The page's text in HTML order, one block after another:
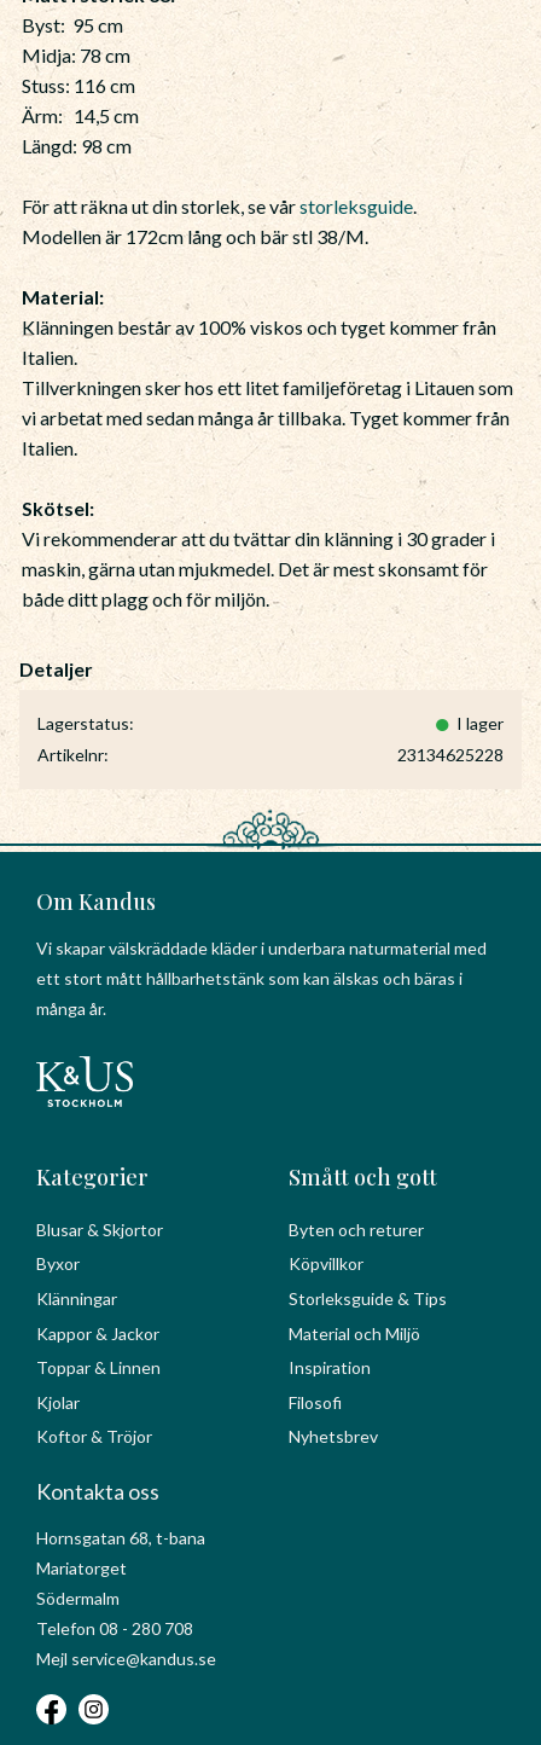
Lagerstatus
I lager
Artikelnr
23134625228
Byst: 95 cm
Midja: 78 cm
Stuss: 116 cm
Ärm: 14,5 cm
Längd: 98 cm
För att räkna ut din storlek, se vårstorleksguide.
Modellen är 172cm lång och bär stl 38/M.
Material:
Klänningen består av 100% viskos och tyget kommer från
Italien.
Tillverkningen sker hos ett litet familjeföretag i Litauen som
vi arbetat med sedan många år tillbaka. Tyget kommer från
Italien.
Skötsel:
Vi rekommenderar att du tvättar din klänning i 30 grader i
maskin, gärna utan mjukmedel. Det är mest skonsamt för
både ditt plagg och för miljön.
Om Kandus
Vi skapar välskräddade kläder i underbara naturmaterial med
ett stort mått hållbarhetstänk som kan älskas och bäras i
många år.
Kategorier
Blusar & Skjortor
Byxor
Klänningar
Kappor & Jackor
Toppar & Linnen
Kjolar
Koftor & Tröjor
Smått och gott
Byten och returer
Köpvillkor
Storleksguide & Tips
Material och Miljö
Inspiration
Filosofi
Nyhetsbrev
Kontakta oss
Hornsgatan 68, t-bana
Mariatorget
Södermalm
Telefon 08 - 280 708
Mejl service@kandus.se